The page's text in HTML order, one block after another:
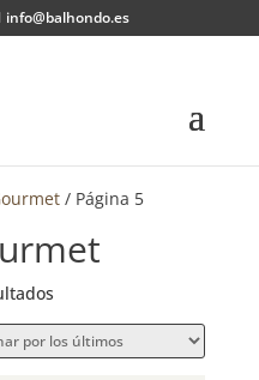
info@balhondo.es
/ Página 5
Ordenado
por
los